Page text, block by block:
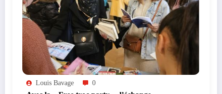
Louis Bavage 0